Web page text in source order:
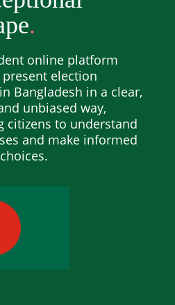
online platform
election
Bangladesh in a clear,
unbiased way,
citizens to understand
and make informed